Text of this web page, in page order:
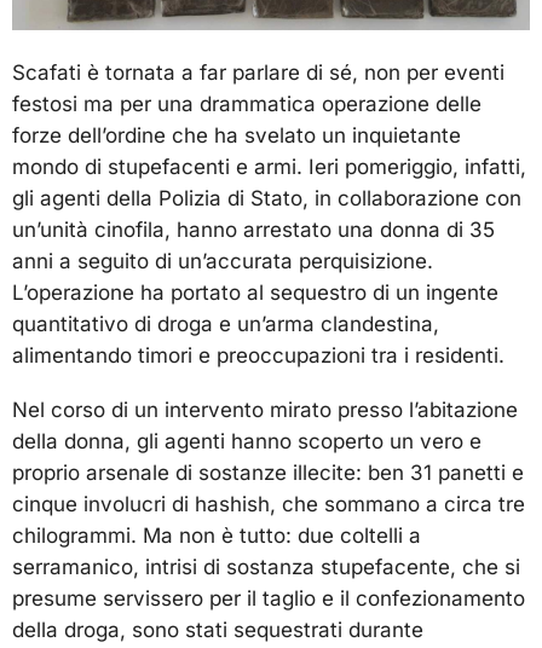
Scafati è tornata a far parlare di sé, non per eventi
festosi ma per una drammatica operazione delle
forze dell’ordine che ha svelato un inquietante
mondo di stupefacenti e armi. Ieri pomeriggio, infatti,
gli agenti della Polizia di Stato, in collaborazione con
un’unità cinofila, hanno arrestato una donna di 35
anni a seguito di un’accurata perquisizione.
L’operazione ha portato al sequestro di un ingente
quantitativo di droga e un’arma clandestina,
alimentando timori e preoccupazioni tra i residenti.
Nel corso di un intervento mirato presso l’abitazione
della donna, gli agenti hanno scoperto un vero e
proprio arsenale di sostanze illecite: ben 31 panetti e
cinque involucri di hashish, che sommano a circa tre
chilogrammi. Ma non è tutto: due coltelli a
serramanico, intrisi di sostanza stupefacente, che si
presume servissero per il taglio e il confezionamento
della droga, sono stati sequestrati durante